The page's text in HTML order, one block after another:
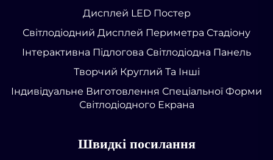
Дисплей LED Постер
Світлодіодний Дисплей Периметра Стадіону
Інтерактивна Підлогова Світлодіодна Панель
Творчий Круглий Та Інші
Індивідуальне Виготовлення Спеціальної Форми
Світлодіодного Екрана
Швидкі посилання